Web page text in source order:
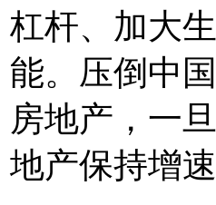
杠杆、加大
能。压倒中
房地产，一
地产保持增